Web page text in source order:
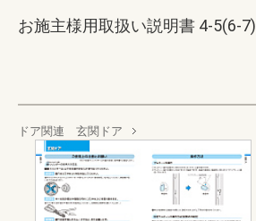
お施主様用取扱い説明書 4-5(6-7)
ドア関連 玄関ドア